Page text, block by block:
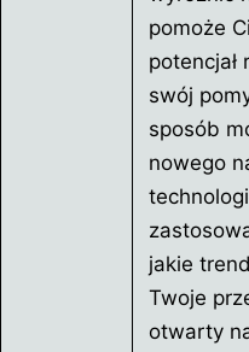
pomoże
potencjał
swój
sposób
nowego
jakie
Twoje
otwarty